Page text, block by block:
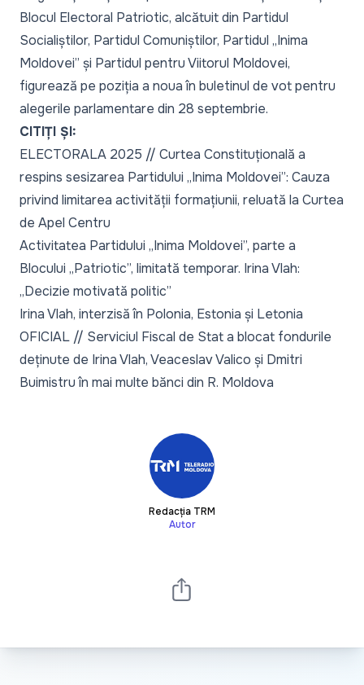
Blocul Electoral Patriotic, alcătuit din Partidul
Socialiștilor, Partidul Comuniștilor, Partidul „Inima
Moldovei” și Partidul pentru Viitorul Moldovei,
figurează pe poziția a noua în buletinul de vot pentru
alegerile parlamentare din 28 septembrie.
CITIȚI ȘI:
ELECTORALA 2025 // Curtea Constituțională a
respins sesizarea Partidului „Inima Moldovei”: Cauza
privind limitarea activității formațiunii, reluată la Curtea
de Apel Centru
Activitatea Partidului „Inima Moldovei”, parte a
Blocului „Patriotic”, limitată temporar. Irina Vlah:
„Decizie motivată politic”
Irina Vlah, interzisă în Polonia, Estonia și Letonia
OFICIAL // Serviciul Fiscal de Stat a blocat fondurile
deținute de Irina Vlah, Veaceslav Valico și Dmitri
Buimistru în mai multe bănci din R. Moldova
Redacția TRM
Autor